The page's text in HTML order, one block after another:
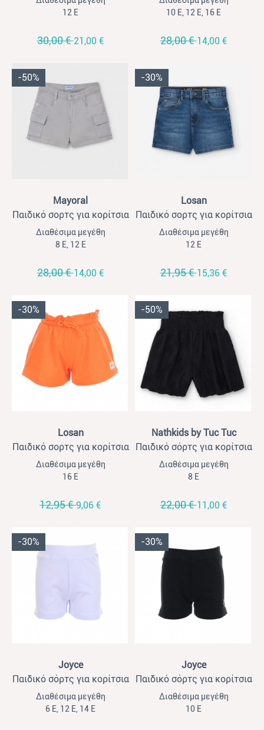
12 Ε
30,00 €21,00 €
10 Ε, 12 Ε, 16 Ε
28,00 €14,00 €
-50%
Mayoral
Παιδικό σορτς για κορίτσια
Mayoral καπαρτινέ cargo
μπεζ ανοιχτό
Διαθέσιμα μεγέθη
8 Ε, 12 Ε
28,00 €14,00 €
-30%
Losan
Παιδικό σορτς για κορίτσια
Losan τζιν
Διαθέσιμα μεγέθη
12 Ε
21,95 €15,36 €
-30%
Losan
Παιδικό σορτς για κορίτσια
Losan κοραλί fluo
Διαθέσιμα μεγέθη
16 Ε
12,95 €9,06 €
-50%
Nathkids by Tuc Tuc
Παιδικό σόρτς για κορίτσια
Nathkids μαύρο
Διαθέσιμα μεγέθη
8 Ε
22,00 €11,00 €
-30%
Joyce
Παιδικό σόρτς για κορίτσια
Joyce λευκό
Διαθέσιμα μεγέθη
6 Ε, 12 Ε, 14 Ε
-30%
Joyce
Παιδικό σόρτς για κορίτσια
Joyce μαύρο
Διαθέσιμα μεγέθη
10 Ε